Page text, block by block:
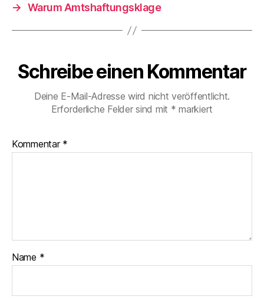
→ Warum Amtshaftungsklage
Schreibe einen Kommentar
Deine E-Mail-Adresse wird nicht veröffentlicht.
Erforderliche Felder sind mit * markiert
Kommentar *
Name *